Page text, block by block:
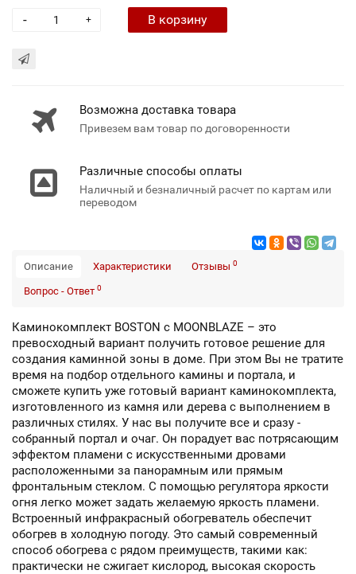
+
- В корзину
Возможна доставка товара
Привезем вам товар по договоренности
Различные способы оплаты
Наличный и безналичный расчет по картам или
переводом
Описание Характеристики Отзывы 0
Вопрос - Ответ 0
Каминокомплект BOSTON с MOONBLAZE – это
превосходный вариант получить готовое решение для
создания каминной зоны в доме. При этом Вы не тратите
время на подбор отдельного камины и портала, и
сможете купить уже готовый вариант каминокомплекта,
изготовленного из камня или дерева с выполнением в
различных стилях. У нас вы получите все и сразу -
собранный портал и очаг. Он порадует вас потрясающим
эффектом пламени с искусственными дровами
расположенными за панорамным или прямым
фронтальным стеклом. С помощью регулятора яркости
огня легко может задать желаемую яркость пламени.
Встроенный инфракрасный обогреватель обеспечит
обогрев в холодную погоду. Это самый современный
способ обогрева с рядом преимуществ, такими как:
практически не сжигает кислород, высокая скорость